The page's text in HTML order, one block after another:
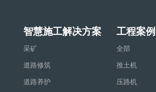
智慧施工解决方案
采矿
道路修筑
道路养护
工程案例
全部
推土机
压路机